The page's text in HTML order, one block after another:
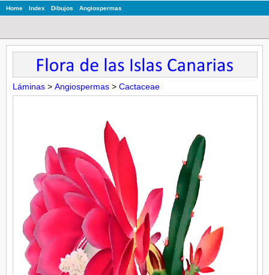
Home Index Dibujos Angiospermas
Láminas > Angiospermas > Cactaceae